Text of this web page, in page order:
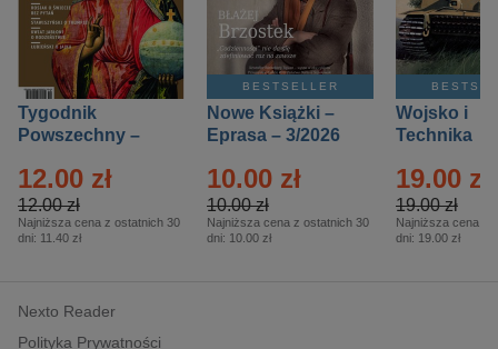
Tygodnik
Powszechny –
12.00 zł
12.00 zł
Najniższa cena z ostatnich 30
dni: 11.40 zł
BESTSELLER
Nowe Książki –
Eprasa – 3/2026
10.00 zł
10.00 zł
Najniższa cena z ostatnich 30
dni: 10.00 zł
Wojsko i
Technika
– 2/2026
19.00 zł
19.00 zł
Najniższa cena z
dni: 19.00 zł
Nexto Reader
Polityka Prywatności